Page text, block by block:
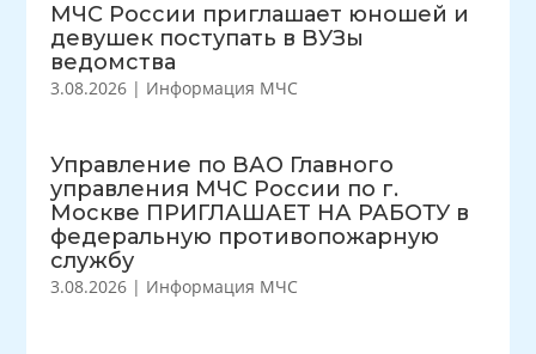
МЧС России приглашает юношей и
девушек поступать в ВУЗы
ведомства
3.08.2026 | Информация МЧС
Управление по ВАО Главного
управления МЧС России по г.
Москве ПРИГЛАШАЕТ НА РАБОТУ в
федеральную противопожарную
службу
3.08.2026 | Информация МЧС